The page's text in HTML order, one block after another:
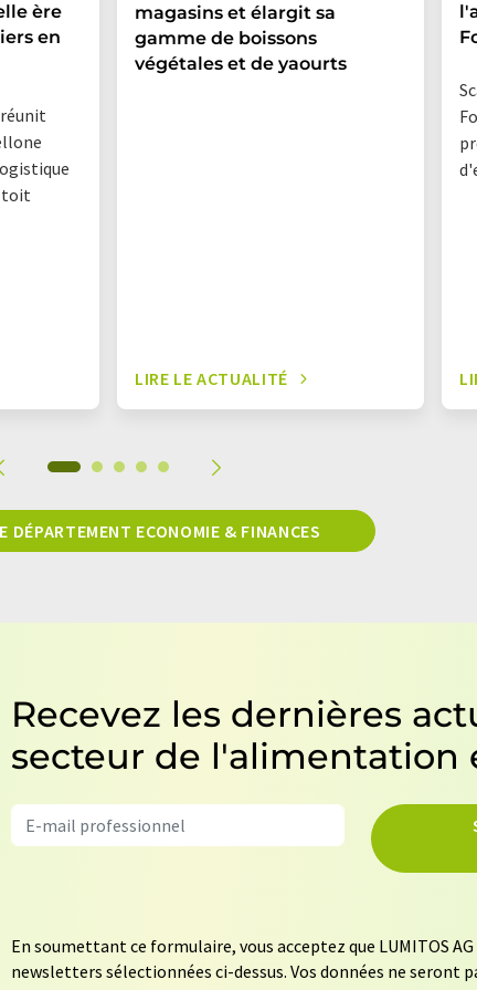
ère
en
toit
magasins et élargit sa
gamme de boissons
végétales et de yaourts
LIRE LE ACTUALITÉ
DÉPARTEMENT ECONOMIE & FINANCES
Recevez les dernières
secteur de l'alimentation
En soumettant ce formulaire, vous acceptez que LUMITOS
newsletters sélectionnées ci-dessus. Vos données ne seront